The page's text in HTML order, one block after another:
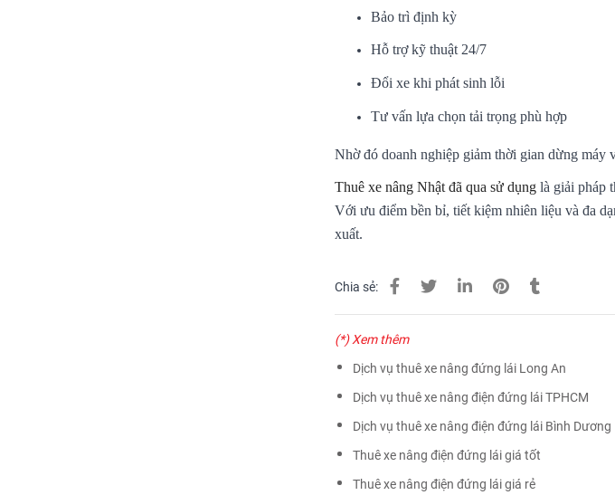
Bảo trì định kỳ
Hỗ trợ kỹ thuật 24/7
Đổi xe khi phát sinh lỗi
Tư vấn lựa chọn tải trọng phù hợp
Nhờ đó doanh nghiệp giảm thời gian dừng máy
Thuê xe nâng Nhật đã qua sử dụnglà giải pháp
Với ưu điểm bền bỉ, tiết kiệm nhiên liệu và đa
xuất.
Chia sẻ:
(*) Xem thêm
Dịch vụ thuê xe nâng đứng lái Long An
Dịch vụ thuê xe nâng điện đứng lái TPHCM
Dịch vụ thuê xe nâng điện đứng lái Bình Dương
Thuê xe nâng điện đứng lái giá tốt
Thuê xe nâng điện đứng lái giá rẻ